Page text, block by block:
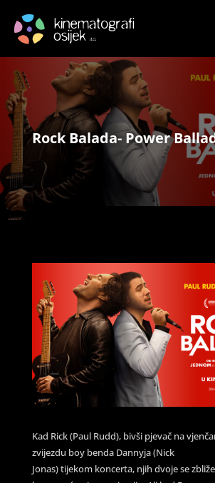
Rock Balada- Power
Kad Rick (Paul Rudd), bivši pjevač na
zvijezdu boy benda Dannyja (Nick
Jonas) tijekom koncerta, njih dvoje se